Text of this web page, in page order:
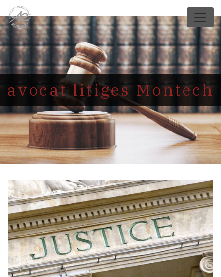
Panneau de gestion des cookies
avocat litiges Montech